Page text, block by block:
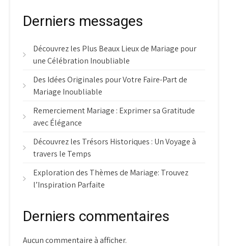
Derniers messages
Découvrez les Plus Beaux Lieux de Mariage pour
une Célébration Inoubliable
Des Idées Originales pour Votre Faire-Part de
Mariage Inoubliable
Remerciement Mariage : Exprimer sa Gratitude
avec Élégance
Découvrez les Trésors Historiques : Un Voyage à
travers le Temps
Exploration des Thèmes de Mariage: Trouvez
l’Inspiration Parfaite
Derniers commentaires
Aucun commentaire à afficher.